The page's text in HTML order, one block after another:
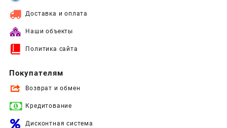
Доставка и оплата
Наши объекты
Политика сайта
Покупателям
Возврат и обмен
Кредитование
Дисконтная система